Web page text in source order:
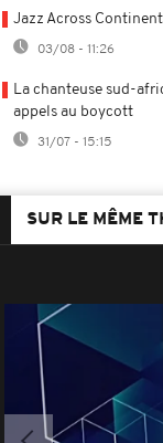
Jazz Across
03/08 - 11:26
La chanteuse sud-
appels au boycott
31/07 - 15:15
SUR LE MÊME